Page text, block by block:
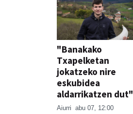
"Banakako
Txapelketan
jokatzeko nire
eskubidea
aldarrikatzen dut"
Aiurri abu 07, 12:00